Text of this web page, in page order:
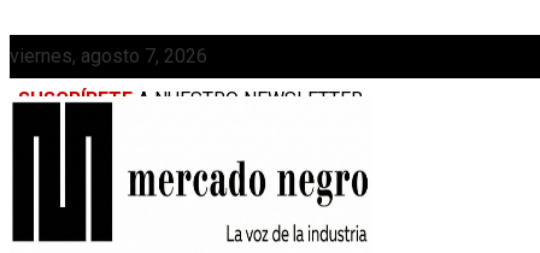
viernes, agosto 7, 2026
SUSCRÍBETE A NUESTRO NEWSLETTER
MEDIAKIT